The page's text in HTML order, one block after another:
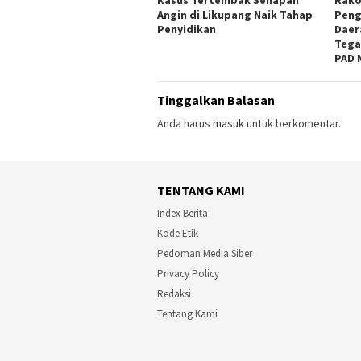
Angin di Likupang Naik Tahap
Penyidikan
PAD
Tinggalkan Balasan
Anda harus masukuntuk berkomentar.
TENTANG KAMI
Index Berita
Kode Etik
Pedoman Media Siber
Privacy Policy
Redaksi
Tentang Kami